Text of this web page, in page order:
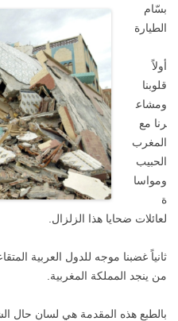
بسّام
الطيارة
أولاً
قلوبنا
ومشاع
رنا مع
المغرب
الحبيب
ومواسا
ة
لعائلات ضحايا هذا الزلزال.
ثانياً غضبنا موجه للدول العربية
من ينجد المملكة المغربية.
بالطبع هذه المقدمة هي لسان حال